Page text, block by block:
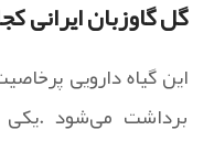
گل گاوزبان ایرانی
این گیاه دارویی
برداشت می‌شود .یکی